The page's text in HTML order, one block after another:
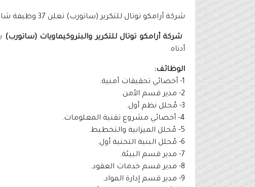
شركة أرامكو توتال للتكرير (ساتورب) تعلن 37 وظيفة شاغرة للرجال والنساء
شركة أرامكو توتال للتكرير والبتروكيماويات (ساتورب)
أدناه.
الوظائف:
1- أخصائي تحقيقات أمنية.
2- مدير قسم الأمن.
3- مُحلل نظم أول.
4- أخصائي مشروع تقنية المعلومات.
5- مُحلل الميزانية والتخطيط.
6- مُحلل البنية التحتية أول.
7- مدير قسم البيئة.
8- مدير قسم خدمات العقود.
9- مدير قسم إدارة المواد.